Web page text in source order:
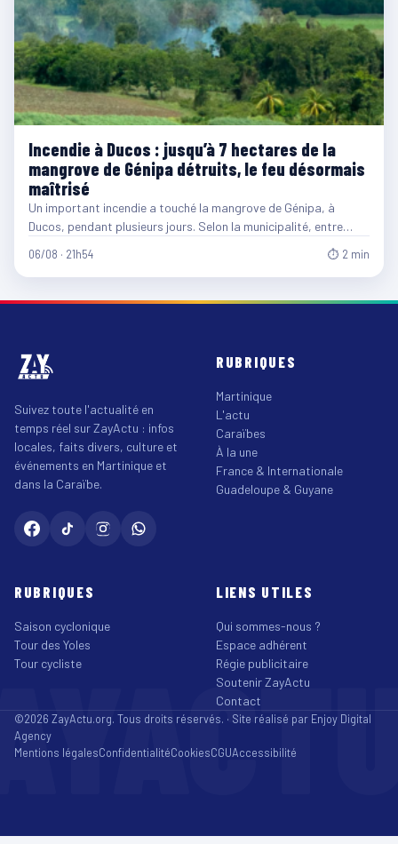
Incendie à Ducos : jusqu’à 7 hectares de la
mangrove de Génipa détruits, le feu désormais
maîtrisé
Un important incendie a touché la mangrove de Génipa, à
Ducos, pendant plusieurs jours. Selon la municipalité, entre…
06/08 · 21h54 ⏱ 2 min
Suivez toute l'actualité en
temps réel sur ZayActu : infos
locales, faits divers, culture et
événements en Martinique et
dans la Caraïbe.
RUBRIQUES
Martinique
L'actu
Caraïbes
À la une
France & Internationale
Guadeloupe & Guyane
RUBRIQUES
Saison cyclonique
Tour des Yoles
Tour cycliste
LIENS UTILES
Qui sommes-nous ?
Espace adhérent
Régie publicitaire
Soutenir ZayActu
Contact
©2026 ZayActu.org. Tous droits réservés. · Site réalisé par Enjoy Digital
Agency
Mentions légalesConfidentialitéCookiesCGUAccessibilité